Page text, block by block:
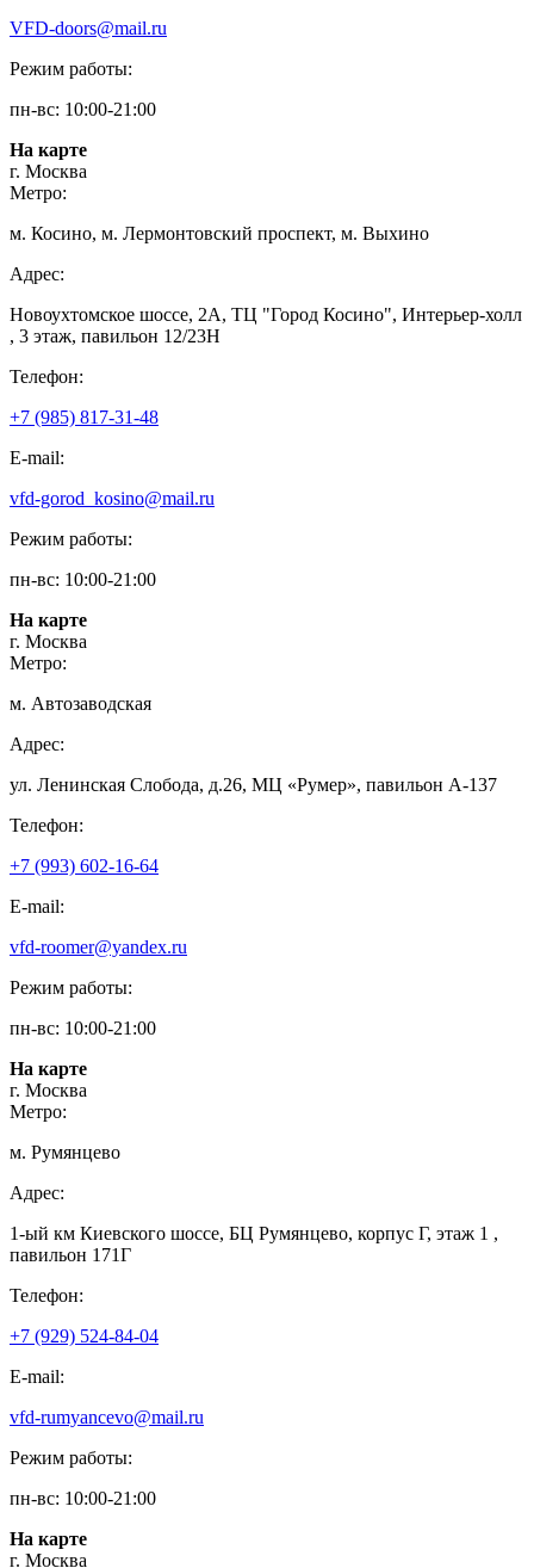
VFD-doors@mail.ru
Режим работы:
пн-вс: 10:00-21:00
На карте
г. Москва
Метро:
м. Косино, м. Лермонтовский проспект, м. Выхино
Адрес:
Новоухтомское шоссе, 2А, ТЦ "Город Косино", Интерьер-холл
, 3 этаж, павильон 12/23Н
Телефон:
+7 (985) 817-31-48
E-mail:
vfd-gorod_kosino@mail.ru
Режим работы:
пн-вс: 10:00-21:00
На карте
г. Москва
Метро:
м. Автозаводская
Адрес:
ул. Ленинская Слобода, д.26, МЦ «Румер», павильон А-137
Телефон:
+7 (993) 602-16-64
E-mail:
vfd-roomer@yandex.ru
Режим работы:
пн-вс: 10:00-21:00
На карте
г. Москва
Метро:
м. Румянцево
Адрес:
1-ый км Киевского шоссе, БЦ Румянцево, корпус Г, этаж 1 ,
павильон 171Г
Телефон:
+7 (929) 524-84-04
E-mail:
vfd-rumyancevo@mail.ru
Режим работы:
пн-вс: 10:00-21:00
На карте
г. Москва